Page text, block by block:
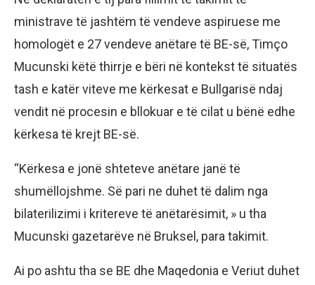
ministrave të jashtëm të vendeve aspiruese me
homologët e 27 vendeve anëtare të BE-së, Timço
Mucunski këtë thirrje e bëri në kontekst të situatës
tash e katër viteve me kërkesat e Bullgarisë ndaj
vendit në procesin e bllokuar e të cilat u bënë edhe
kërkesa të krejt BE-së.
“Kërkesa e jonë shteteve anëtare janë të
shumëllojshme. Së pari ne duhet të dalim nga
bilaterilizimi i kritereve të anëtarësimit, » u tha
Mucunski gazetarëve në Bruksel, para takimit.
Ai po ashtu tha se BE dhe Maqedonia e Veriut duhet